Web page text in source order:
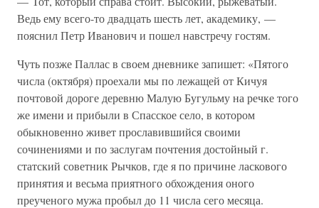
Ведь ему всего-то двадцать шесть лет, академику, —
пояснил Петр Иванович и пошел навстречу гостям.
Чуть позже Паллас в своем дневнике запишет: «Пятого
числа (октября) проехали мы по лежащей от Кичуя
почтовой дороге деревню Малую Бугульму на речке того
же имени и прибыли в Спасское село, в котором
обыкновенно живет прославившийся своими
сочинениями и по заслугам почтения достойный г.
статский советник Рычков, где я по причине ласкового
принятия и весьма приятного обхождения оного
преученого мужа пробыл до 11 числа сего месяца.